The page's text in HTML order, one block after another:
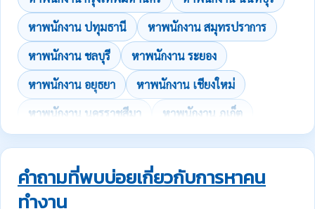
หาพนักงาน ปทุมธานี
หาพนักงาน สมุทรปราการ
หาพนักงาน ชลบุรี
หาพนักงาน ระยอง
หาพนักงาน อยุธยา
หาพนักงาน เชียงใหม่
หาพนักงาน นครราชสีมา
หาพนักงาน ภูเก็ต
คำถามที่พบบ่อยเกี่ยวกับการหาคน
ทำงาน